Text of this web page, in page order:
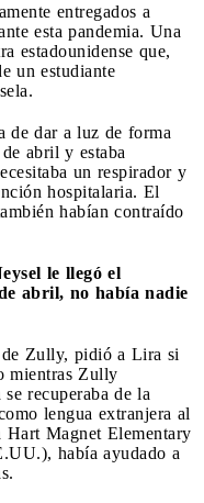
entregados a
esta pandemia. Una
estadounidense que,
un estudiante
de dar a luz de forma
abril y estaba
un respirador y
hospitalaria. El
habían contraído
le llegó el
abril, no había nadie
Zully, pidió a Lira si
mientras Zully
recuperaba de la
lengua extranjera al
Magnet Elementary
había ayudado a